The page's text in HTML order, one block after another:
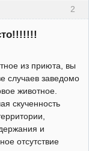
2
из приюта, вы
случаев заведомо
животное.
скученность
и
отсутствие